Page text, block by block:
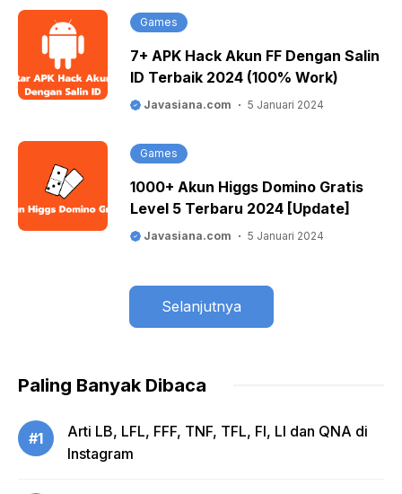
Games
7+ APK Hack Akun FF Dengan Salin
ID Terbaik 2024 (100% Work)
Javasiana.com 5 Januari 2024
Games
1000+ Akun Higgs Domino Gratis
Level 5 Terbaru 2024 [Update]
Javasiana.com 5 Januari 2024
Selanjutnya
Paling Banyak Dibaca
#1
Arti LB, LFL, FFF, TNF, TFL, FI, LI dan QNA di
Instagram